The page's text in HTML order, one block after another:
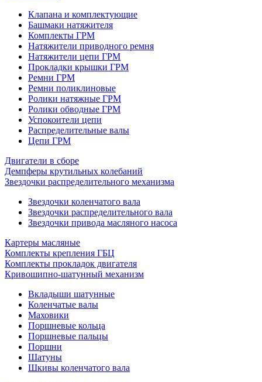
Клапана и комплектующие
Башмаки натяжителя
Комплекты ГРМ
Натяжители приводного ремня
Натяжители цепи ГРМ
Прокладки крышки ГРМ
Ремни ГРМ
Ремни поликлиновые
Ролики натяжные ГРМ
Ролики обводные ГРМ
Успокоители цепи
Распределительные валы
Цепи ГРМ
Двигатели в сборе
Демпферы крутильных колебаний
Звездочки распределительного механизма
Звездочки коленчатого вала
Звездочки распределительного вала
Звездочки привода масляного насоса
Картеры масляные
Комплекты крепления ГБЦ
Комплекты прокладок двигателя
Кривошипно-шатунный механизм
Вкладыши шатунные
Коленчатые валы
Маховики
Поршневые кольца
Поршневые пальцы
Поршни
Шатуны
Шкивы коленчатого вала